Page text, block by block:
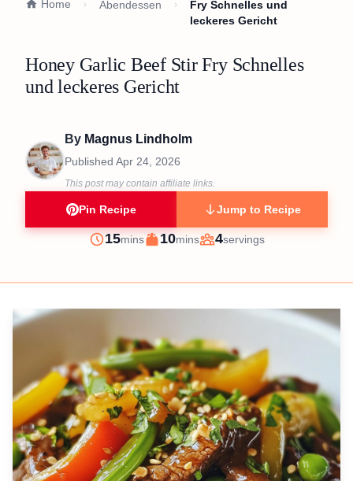
Home Abendessen
Fry Schnelles und
leckeres Gericht
Honey Garlic Beef Stir Fry Schnelles
und leckeres Gericht
By Magnus Lindholm
Published Apr 24, 2026
This post may contain affiliate links.
Pin Recipe Jump to Recipe
Prep
15minutes
mins
Cook
10minutes
mins
Servings
4servings